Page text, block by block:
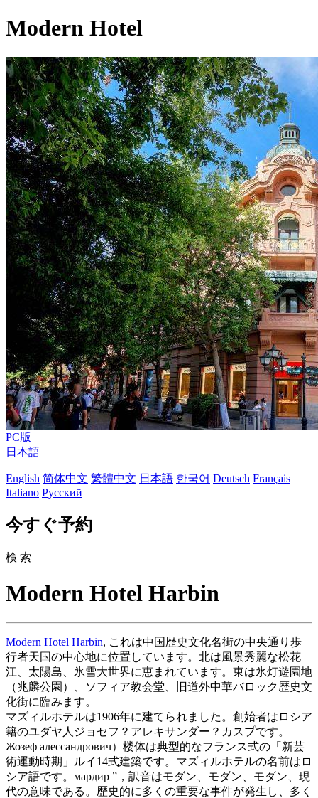
Modern Hotel
PC版
日本語
English 简体中文 繁體中文 日本語 한국어 Deutsch Français
Italiano Русский
今すぐ予約
検 索
Modern Hotel Harbin
Modern Hotel Harbin, これは中国歴史文化名街の中央通り歩
行者天国の中心地に位置しています。北は風景秀麗な松花
江、太陽島、氷雪大世界に恵まれています。東は氷灯遊園地
（兆麟公園）、ソフィア教会堂、旧道外中華バロック歴史文
化街に臨みます。
マズィルホテルは1906年に建てられました。創始者はロシア
籍のユダヤ人ジョセフ？アレキサンダー？カスプです。
Жозеф алессандрович）楼体は典型的なフランス式の「新芸
術運動時期」ルイ14式建築です。マズィルホテルの名前はロ
シア語です。мардир ”，訳音はモダン、モダン、モダン、現
代の意味である。歴史的に多くの重要な事件が発生し、多く